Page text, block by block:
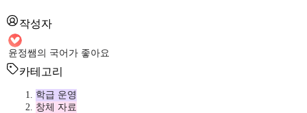
작성자
윤정쌤의 국어가 좋아요
카테고리
학급 운영
창체 자료